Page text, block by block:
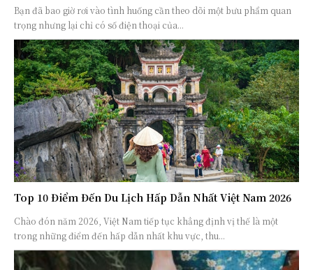
Bạn đã bao giờ rơi vào tình huống cần theo dõi một bưu phẩm quan
trọng nhưng lại chỉ có số điện thoại của...
Top 10 Điểm Đến Du Lịch Hấp Dẫn Nhất Việt Nam 2026
Chào đón năm 2026, Việt Nam tiếp tục khẳng định vị thế là một
trong những điểm đến hấp dẫn nhất khu vực, thu...